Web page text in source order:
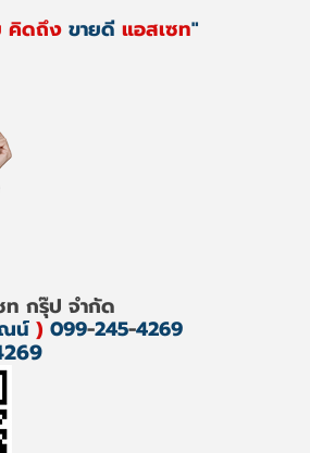
คิดถึง ขายดี แอสเซท"
ท กรุ๊ป จำกัด
น์ ) 099-245-4269